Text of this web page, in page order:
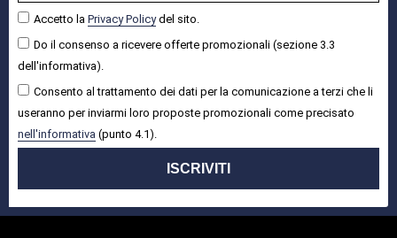
Accetto la Privacy Policydel sito.
Do il consenso a ricevere offerte promozionali (sezione 3.3
dell'informativa).
Consento al trattamento dei dati per la comunicazione a terzi che li
useranno per inviarmi loro proposte promozionali come precisato
nell'informativa (punto 4.1).
ISCRIVITI